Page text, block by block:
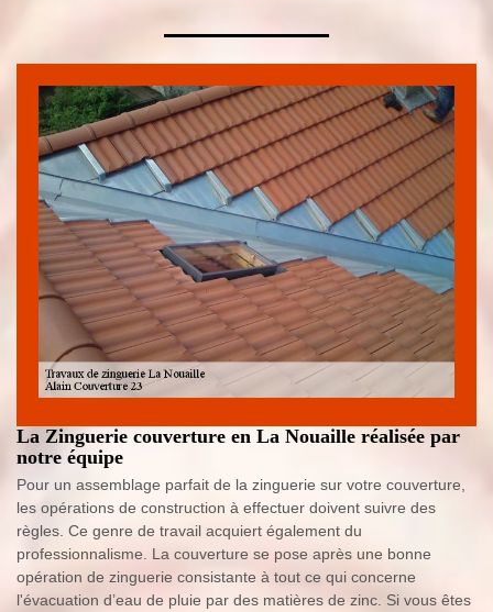
La Zinguerie couverture en La Nouaille réalisée par
notre équipe
Pour un assemblage parfait de la zinguerie sur votre couverture,
les opérations de construction à effectuer doivent suivre des
règles. Ce genre de travail acquiert également du
professionnalisme. La couverture se pose après une bonne
opération de zinguerie consistante à tout ce qui concerne
l'évacuation d’eau de pluie par des matières de zinc. Si vous êtes